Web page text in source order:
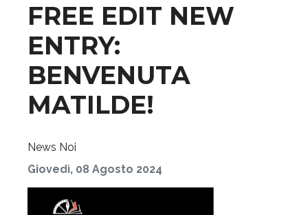
FREE EDIT NEW
ENTRY:
BENVENUTA
MATILDE!
News Noi
Giovedì, 08 Agosto 2024